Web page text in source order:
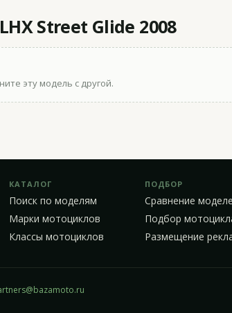
Street Glide 2008
эту модель с другой.
КАТАЛОГ
Поиск по моделям
Марки мотоциклов
Классы мотоциклов
ПОДБОР
Сравнение
Подбор
Размещение